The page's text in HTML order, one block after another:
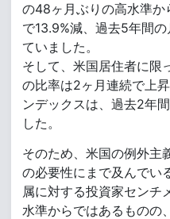
の48ヶ月ぶりの高水準
で13.9%減、過去5年間
ていました。
そして、米国居住者に限
の比率は2ヶ月連続で上
ンデックスは、過去2年
した。
そのため、米国の例外主
の必要性にまで及んでい
属に対する投資家センチ
水準からではあるものの